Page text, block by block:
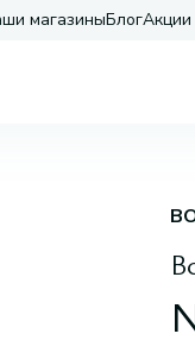
магазиныБлогАкции